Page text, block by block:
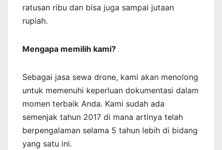
ratusan ribu dan bisa juga sampai jutaan
rupiah.
Mengapa memilih kami?
Sebagai jasa sewa drone, kami akan menolong
untuk memenuhi keperluan dokumentasi dalam
momen terbaik Anda. Kami sudah ada
semenjak tahun 2017 di mana artinya telah
berpengalaman selama 5 tahun lebih di bidang
yang satu ini.